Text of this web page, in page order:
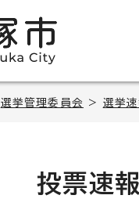
選挙管理委員会 > 選挙
投票速報